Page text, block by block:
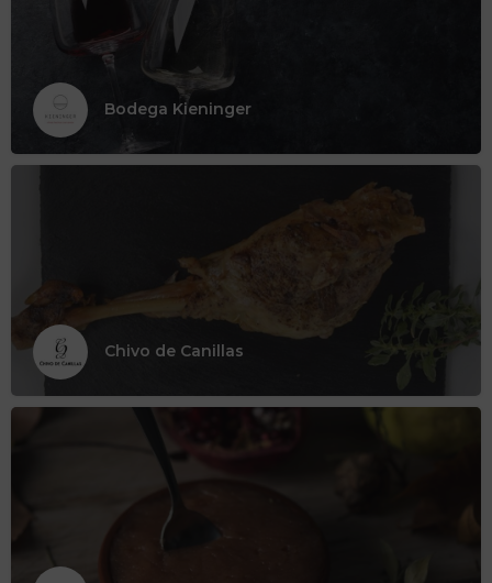
Bodega Kieninger
Chivo de Canillas